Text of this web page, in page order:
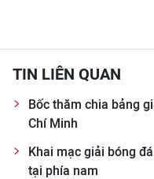
MUA BÁO
ĐỌC BÁO IN
ENGLISH
TIN LIÊN QUAN
Bốc thăm chia bảng
Chí Minh
Khai mạc giải bóng
tại phía nam